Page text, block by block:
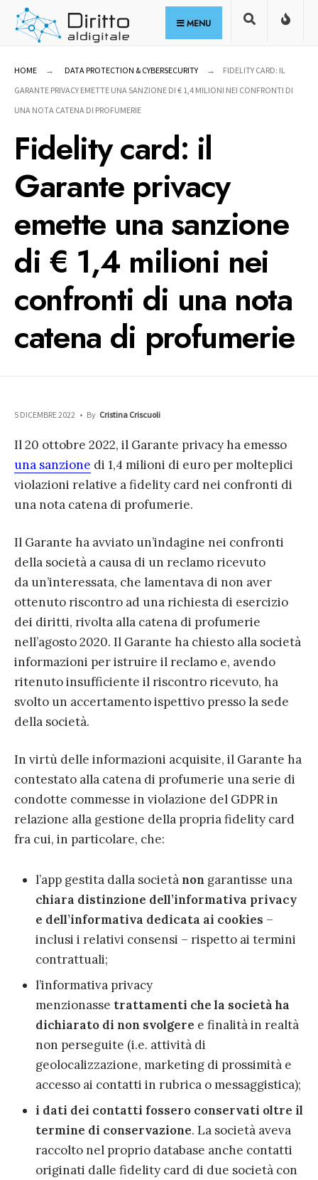
Skip
MENU
HOME DATA PROTECTION & CYBERSECURITY
FIDELITY CARD: IL
GARANTE PRIVACY EMETTE UNA SANZIONE DI € 1,4 MILIONI NEI CONFRONTI DI
UNA NOTA CATENA DI PROFUMERIE
Fidelity card: il
Garante privacy
emette una sanzione
di € 1,4 milioni nei
confronti di una nota
catena di profumerie
5 DICEMBRE 2022 • By Cristina Criscuoli
Il 20 ottobre 2022, il Garante privacyha emesso
una sanzione di 1,4 milioni di euro per molteplici
violazioni relative a fidelity card nei confronti di
una nota catena di profumerie.
Il Garante ha avviato un’indagine nei confronti
della società a causa di un reclamo ricevuto
da un’interessata, che lamentava di non aver
ottenuto riscontro ad una richiesta di esercizio
dei diritti, rivolta alla catena di profumerie
nell’agosto 2020. Il Garante ha chiesto alla società
informazioni per istruire il reclamo e, avendo
ritenuto insufficiente il riscontro ricevuto, ha
svolto un accertamento ispettivo presso la sede
della società.
In virtù delle informazioni acquisite, il Garante ha
contestato alla catena di profumerie una serie di
condotte commesse in violazione del GDPRin
relazione alla gestione della propriafidelity card
fra cui, in particolare, che:
l’app gestita dalla società non garantisse una
chiara distinzione dell’informativa privacy
e dell’informativa dedicata ai cookies –
inclusi i relativi consensi – rispetto ai termini
contrattuali;
l’informativa privacy
menzionasse trattamenti che la società ha
dichiarato di non svolgere e finalitàin realtà
non perseguite (i.e. attività di
geolocalizzazione, marketing di prossimità e
accesso ai contatti in rubrica o messaggistica);
i dati dei contatti fossero conservati oltre il
termine di conservazione. La società aveva
raccolto nel proprio database anche contatti
originati dalle fidelity card di due società con